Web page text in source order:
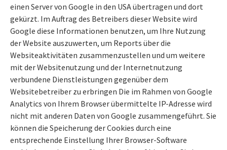
einen Server von Google in den USA übertragen und dort
gekürzt. Im Auftrag des Betreibers dieser Website wird
Google diese Informationen benutzen, um Ihre Nutzung
der Website auszuwerten, um Reports über die
Websiteaktivitäten zusammenzustellen und um weitere
mit der Websitenutzung und der Internetnutzung
verbundene Dienstleistungen gegenüber dem
Websitebetreiber zu erbringen Die im Rahmen von Google
Analytics von Ihrem Browser übermittelte IP-Adresse wird
nicht mit anderen Daten von Google zusammengeführt. Sie
können die Speicherung der Cookies durch eine
entsprechende Einstellung Ihrer Browser-Software